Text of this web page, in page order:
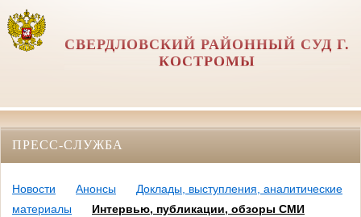
СВЕРДЛОВСКИЙ РАЙОННЫЙ СУД Г.
КОСТРОМЫ
ПРЕСС-СЛУЖБА
Новости Анонсы
Доклады, выступления, аналитические
материалы
Интервью, публикации, обзоры СМИ